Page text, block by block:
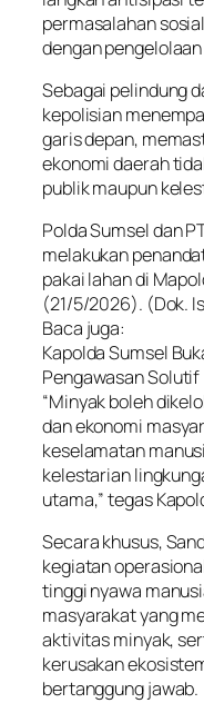
permasalahan
dengan
Sebagai pelindung
kepolisian
garis depan,
ekonomi daerah
publik maupun
Polda Sumsel dan
melakukan
pakai lahan di
(21/5/2026). (Dok.
Baca juga:
Kapolda Sumsel
Pengawasan Solutif
“Minyak boleh
dan ekonomi
keselamatan
kelestarian
utama,” tegas
Secara khusus,
kegiatan
tinggi nyawa
masyarakat yang
aktivitas minyak,
kerusakan
bertanggung jawab.